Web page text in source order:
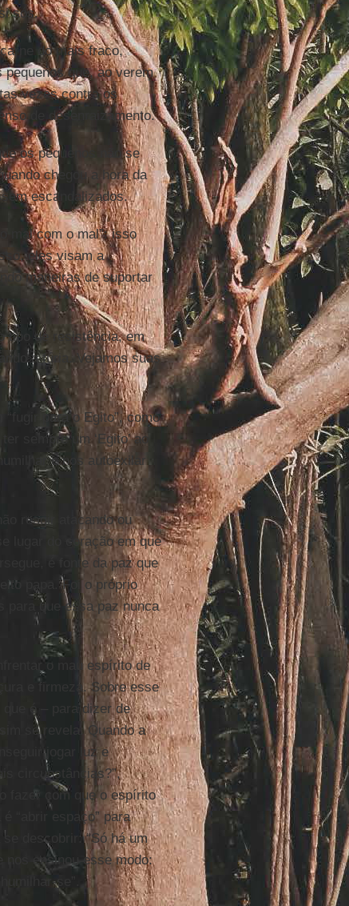
sós.
do mais fraco,
que, ao verem
vezes contra os
de desenraizamento.
os pequenos não se
chegou a hora da
escandalizados.
mal com o mal”: isso
eles visam a
maneiras de suportar
tipo de resistência, em
a fúria. Vejamos suas
para o Egito”, como
sempre um ‘Egito’ ao
e nos autoexilar
reagir atacando ou
lugar do coração em que
é fonte da paz que
papa. Foi o próprio
para que essa paz nunca
o mau espírito de
e firmeza. Sobre esse
é – para dizer de
se revela. Quando a
jogar luz e
circunstâncias?”,
fazer com que o espírito
“abrir espaço” para
descobrir: “Só há um
nos ensinou esse modo:
se”.